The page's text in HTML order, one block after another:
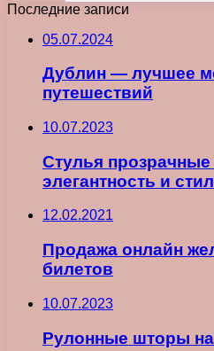
Последние записи
05.07.2024
Дублин — лучшее
путешествий
10.07.2023
Стулья
элегантность и
12.02.2021
Продажа онлайн
билетов
10.07.2023
Рулонные шторы